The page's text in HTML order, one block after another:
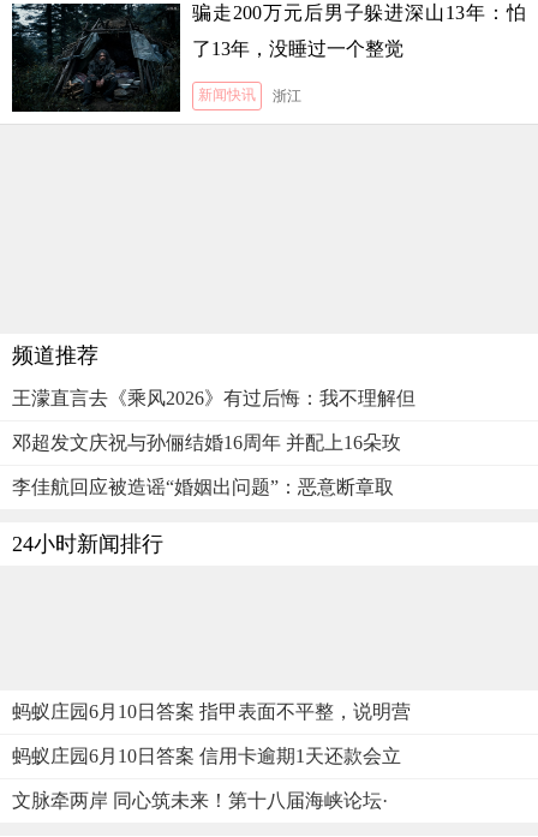
骗走200万元后男子躲进深山13年：怕
了13年，没睡过一个整觉
新闻快讯 浙江
频道推荐
王濛直言去《乘风2026》有过后悔：我不理解但
邓超发文庆祝与孙俪结婚16周年 并配上16朵玫
李佳航回应被造谣“婚姻出问题”：恶意断章取
24小时新闻排行
蚂蚁庄园6月10日答案 指甲表面不平整，说明营
蚂蚁庄园6月10日答案 信用卡逾期1天还款会立
文脉牵两岸 同心筑未来！第十八届海峡论坛·